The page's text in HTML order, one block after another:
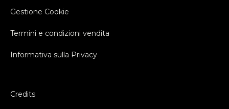
Gestione Cookie
Termini e condizioni vendita
Informativa sulla Privacy
Credits